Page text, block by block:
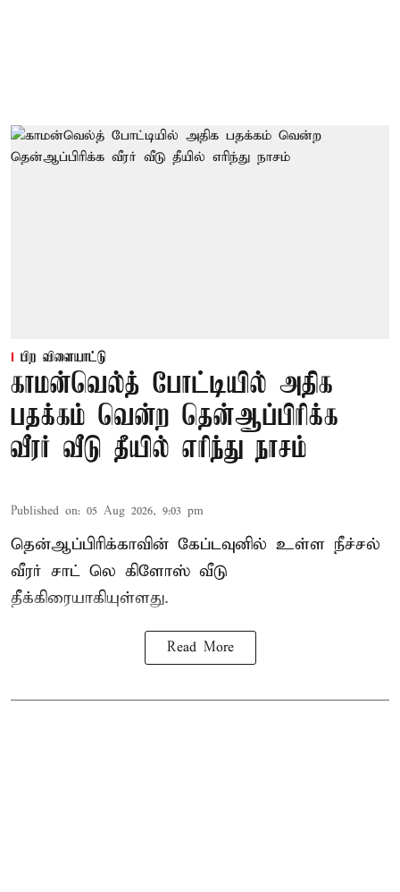
பிற விளையாட்டு
காமன்வெல்த் போட்டியில் அதிக
பதக்கம் வென்ற தென்ஆப்பிரிக்க
வீரர் வீடு தீயில் எரிந்து நாசம்
Published on: 05 Aug 2026, 9:03 pm
தென்ஆப்பிரிக்காவின் கேப்டவுனில் உள்ள நீச்சல்
வீரர் சாட் லெ கிளோஸ் வீடு
தீக்கிரையாகியுள்ளது.
Read More